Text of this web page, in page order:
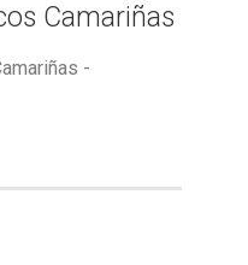
Camariñas
-